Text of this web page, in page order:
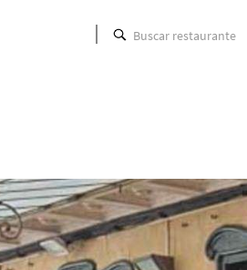
Buscar restaurante